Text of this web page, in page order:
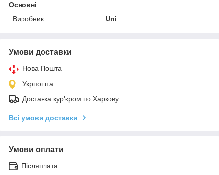
Основні
Виробник
Uni
Умови доставки
Нова Пошта
Укрпошта
Доставка кур'єром по Харкову
Всі умови доставки
Умови оплати
Післяплата